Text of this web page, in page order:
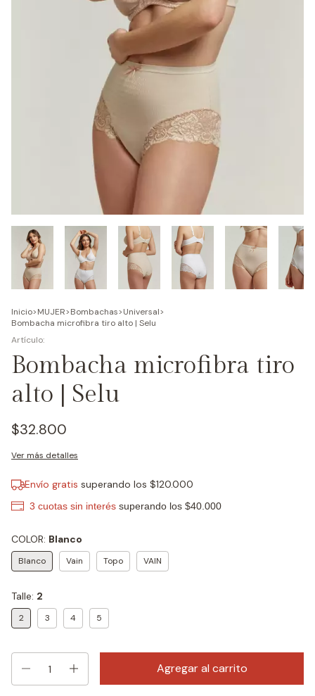
Inicio>MUJER>Bombachas>Universal>
Bombacha microfibra tiro alto | Selu
Bombacha microfibra tiro
alto | Selu
$32.800
Ver más detalles
Envío gratis superando los $120.000
COLOR: Blanco
Blanco Vain Topo VAIN
Talle: 2
2 3 4 5